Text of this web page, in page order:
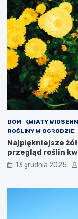
e
z
a
m
k
i
ę
e
:
c
o
w
a
r
t
w
DOM KWIATY
ROŚLINY W OGRODZIE
Najpiękniejsze
przegląd roślin
13 grudnia 2025